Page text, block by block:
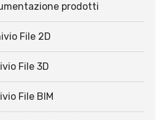
prodotti
File 2D
File 3D
File BIM